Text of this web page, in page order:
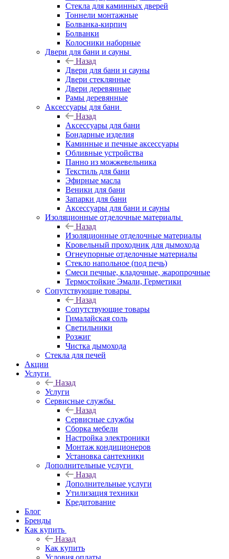
Стекла для каминных дверей
Тоннели монтажные
Болванка-кирпич
Болванки
Колосники наборные
Двери для бани и сауны
Назад
Двери для бани и сауны
Двери стеклянные
Двери деревянные
Рамы деревянные
Аксессуары для бани
Назад
Аксессуары для бани
Бондарные изделия
Каминные и печные аксессуары
Обливные устройства
Панно из можжевельника
Текстиль для бани
Эфирные масла
Веники для бани
Запарки для бани
Аксессуары для бани и сауны
Изоляционные отделочные материалы
Назад
Изоляционные отделочные материалы
Кровельный проходник для дымохода
Огнеупорные отделочные материалы
Стекло напольное (под печь)
Смеси печные, кладочные, жаропрочные
Термостойкие Эмали, Герметики
Сопутствующие товары
Назад
Сопутствующие товары
Гималайская соль
Светильники
Розжиг
Чистка дымохода
Стекла для печей
Акции
Услуги
Назад
Услуги
Сервисные службы
Назад
Сервисные службы
Сборка мебели
Настройка электроники
Монтаж кондиционеров
Установка сантехники
Дополнительные услуги
Назад
Дополнительные услуги
Утилизация техники
Кредитование
Блог
Бренды
Как купить
Назад
Как купить
Условия оплаты